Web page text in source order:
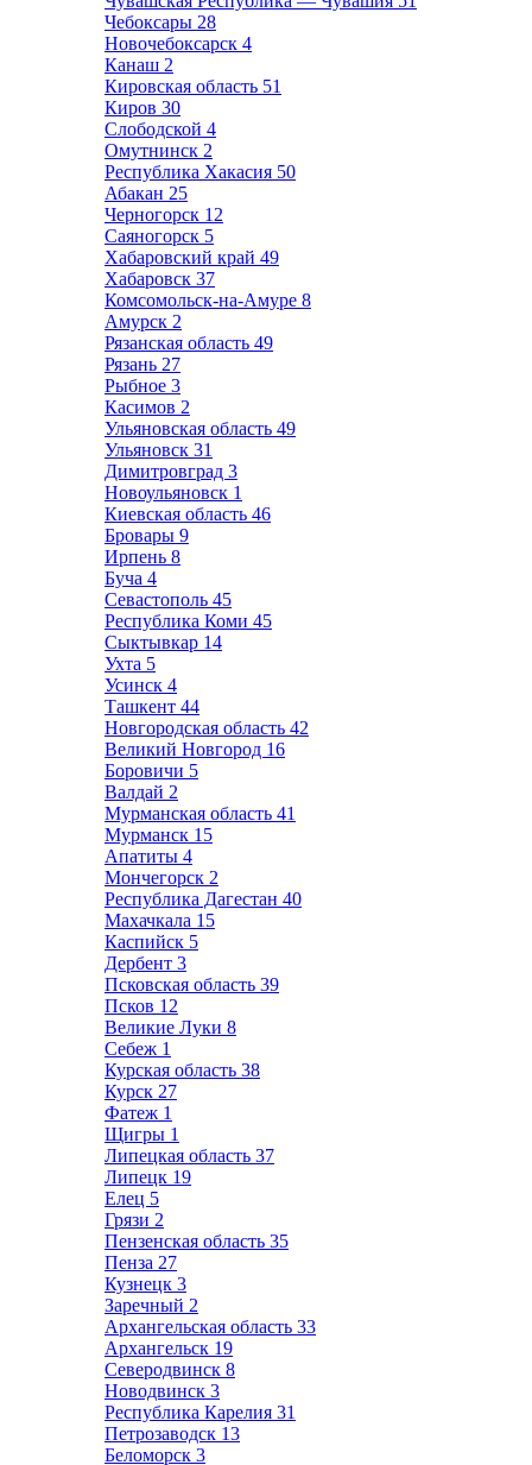
Чебоксары 28
Новочебоксарск 4
Канаш 2
Кировская область 51
Киров 30
Слободской 4
Омутнинск 2
Республика Хакасия 50
Абакан 25
Черногорск 12
Саяногорск 5
Хабаровский край 49
Хабаровск 37
Комсомольск-на-Амуре 8
Амурск 2
Рязанская область 49
Рязань 27
Рыбное 3
Касимов 2
Ульяновская область 49
Ульяновск 31
Димитровград 3
Новоульяновск 1
Киевская область 46
Бровары 9
Ирпень 8
Буча 4
Севастополь 45
Республика Коми 45
Сыктывкар 14
Ухта 5
Усинск 4
Ташкент 44
Новгородская область 42
Великий Новгород 16
Боровичи 5
Валдай 2
Мурманская область 41
Мурманск 15
Апатиты 4
Мончегорск 2
Республика Дагестан 40
Махачкала 15
Каспийск 5
Дербент 3
Псковская область 39
Псков 12
Великие Луки 8
Себеж 1
Курская область 38
Курск 27
Фатеж 1
Щигры 1
Липецкая область 37
Липецк 19
Елец 5
Грязи 2
Пензенская область 35
Пенза 27
Кузнецк 3
Заречный 2
Архангельская область 33
Архангельск 19
Северодвинск 8
Новодвинск 3
Республика Карелия 31
Петрозаводск 13
Беломорск 3